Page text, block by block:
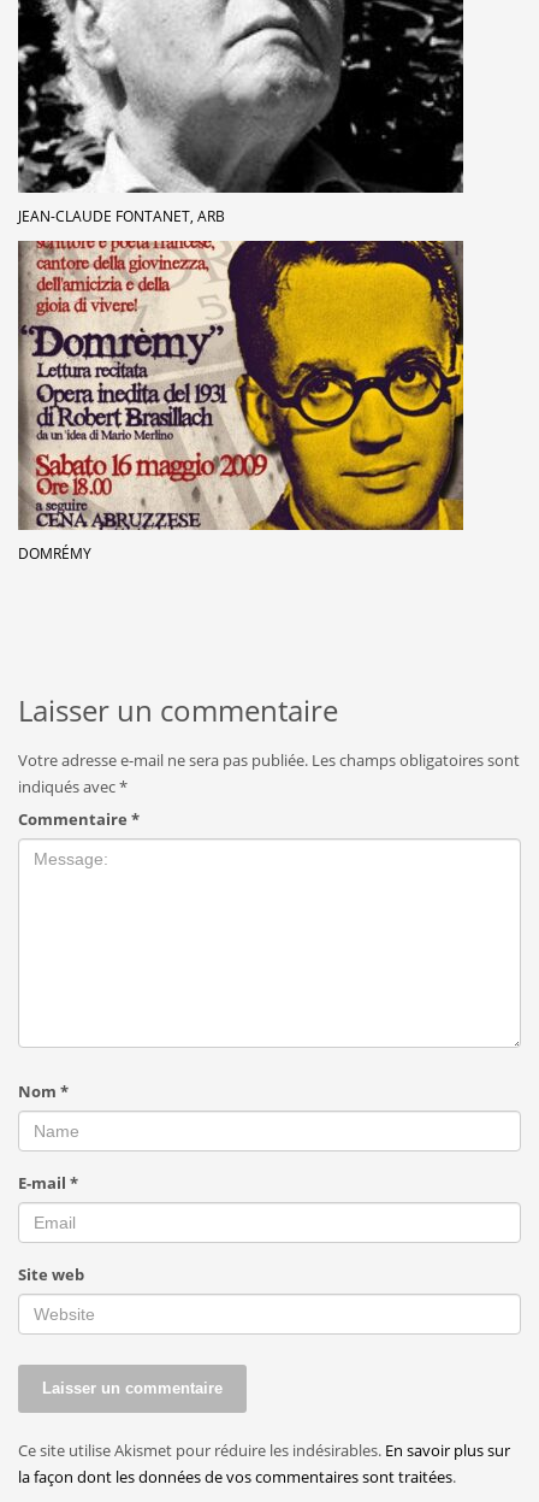
JEAN-CLAUDE FONTANET, ARB
DOMRÉMY
Laisser un commentaire
Votre adresse e-mail ne sera pas publiée. Les champs obligatoires sont
indiqués avec*
Commentaire *
Nom *
E-mail *
Site web
Ce site utilise Akismet pour réduire les indésirables. En savoir plus sur
la façon dont les données de vos commentaires sont traitées.